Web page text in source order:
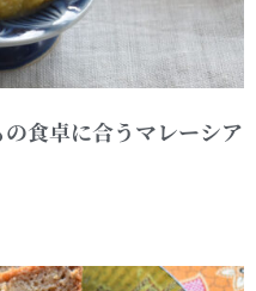
食卓に合うマレーシア